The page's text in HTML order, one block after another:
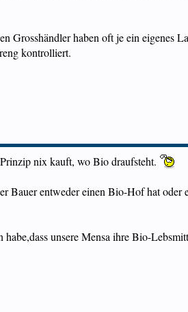
Grosshändler haben oft je ein eigenes
kontrolliert.
nix kauft, wo Bio draufsteht.
Bauer entweder einen Bio-Hof hat
unsere Mensa ihre Bio-